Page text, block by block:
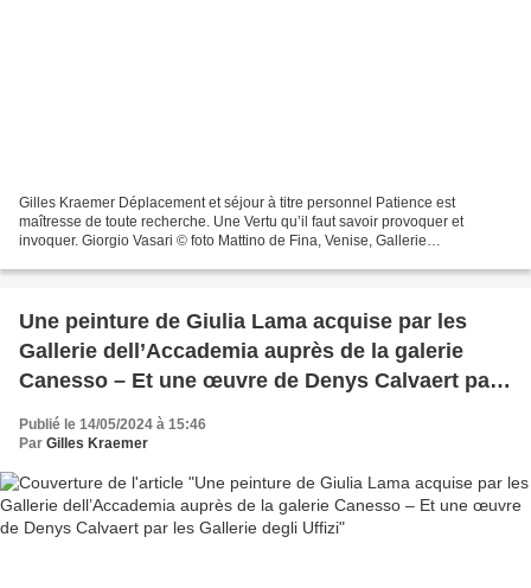
Gilles Kraemer Déplacement et séjour à titre personnel Patience est
maîtresse de toute recherche. Une Vertu qu’il faut savoir provoquer et
invoquer. Giorgio Vasari © foto Mattino de Fina, Venise, Gallerie
Une peinture de Giulia Lama acquise par les
Gallerie dell’Accademia auprès de la galerie
Canesso – Et une œuvre de Denys Calvaert par
Publié le 14/05/2024 à 15:46
Par Gilles Kraemer